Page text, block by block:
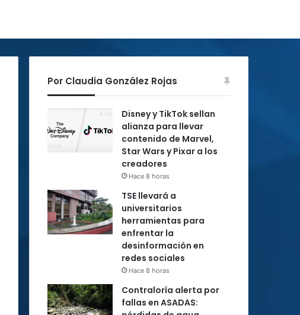
Por Claudia González Rojas
Disney y TikTok sellan
alianza para llevar
contenido de Marvel,
Star Wars y Pixar a los
creadores
Hace 8 horas
TSE llevará a
universitarios
herramientas para
enfrentar la
desinformación en
redes sociales
Hace 8 horas
Contraloría alerta por
fallas en ASADAS: